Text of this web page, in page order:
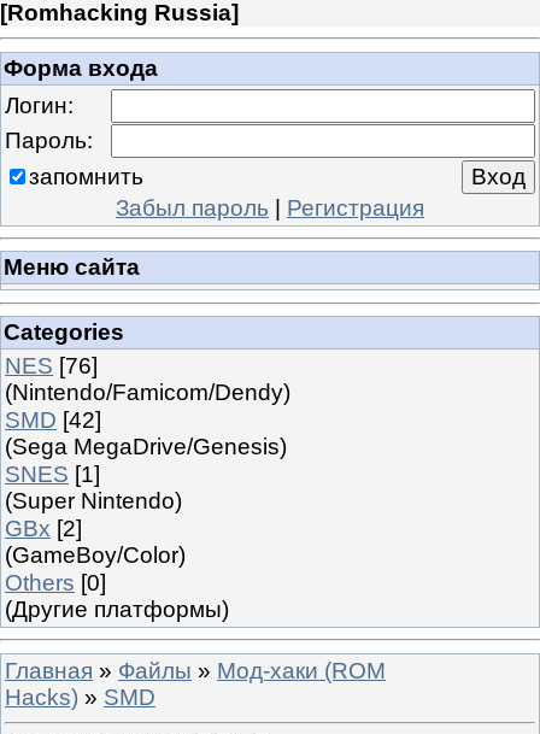
[Romhacking Russia]
Форма входа
Логин:
Пароль:
запомнить
Забыл пароль | Регистрация
Меню сайта
Categories
NES [76]
(Nintendo/Famicom/Dendy)
SMD [42]
(Sega MegaDrive/Genesis)
SNES [1]
(Super Nintendo)
GBx [2]
(GameBoy/Color)
Others [0]
(Другие платформы)
Главная » Файлы » Мод-хаки (ROM
Hacks) » SMD